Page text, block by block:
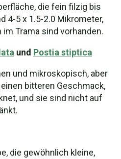
die fein filzig bis
4-5 x 1.5-2.0 Mikrometer,
Trama sind vorhanden.
und Postia stiptica
und mikroskopisch, aber
bitteren Geschmack,
und sie sind nicht auf
die gewöhnlich kleine,